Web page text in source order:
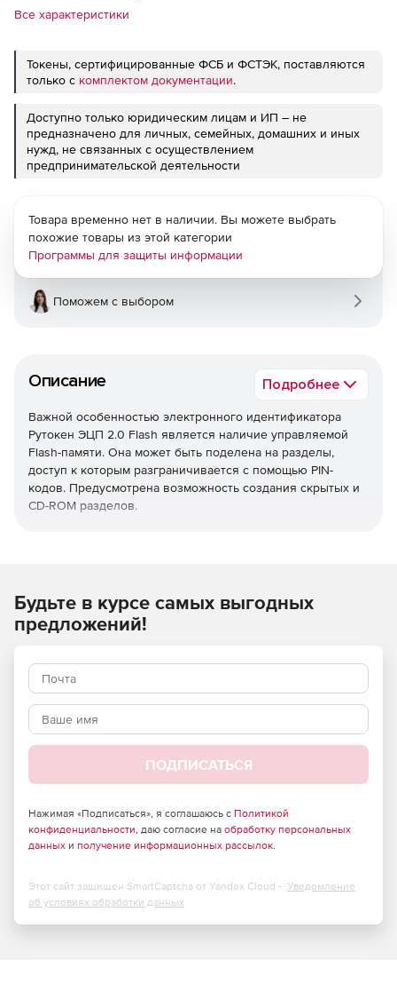
Все характеристики
Токены, сертифицированные ФСБ и ФСТЭК, поставляются
только с комплектом документации.
Доступно только юридическим лицам и ИП – не
предназначено для личных, семейных, домашних и иных
нужд, не связанных с осуществлением
предпринимательской деятельности
Описание Подробнее
Важной особенностью электронного идентификатора
Рутокен ЭЦП 2.0 Flash является наличие управляемой
Flash-памяти. Она может быть поделена на разделы,
доступ к которым разграничивается с помощью PIN-
кодов. Предусмотрена возможность создания скрытых и
CD-ROM разделов.
Для каждого раздела Flash-диска определяются
индивидуальные права доступа на чтение и запись,
работы устройства.
Установка ПО «в один клик». На Flash-памяти
может быть размещен неизменяемый CD-ROM раздел
установщиком с технологией автозапуска.
Устройство доверенной загрузки. Электронный
live-CD, совмещенного с электронным
Товара временно нет в наличии. Вы можете выбрать
похожие товары из этой категории
Программы для защиты информации
Поможем с выбором
Будьте в курсе самых выгодных
предложений!
ПОДПИСАТЬСЯ
Нажимая «Подписаться», я соглашаюсь с Политикой
конфиденциальности, даю согласие на обработку персональных
данных и получение информационных рассылок.
Этот сайт защищен SmartCaptcha от Yandex Cloud - Уведомление
об условиях обработки данных